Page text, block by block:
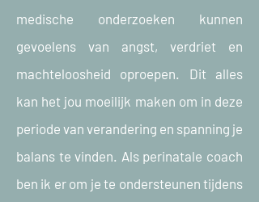
medische onderzoeken kunnen
gevoelens van angst, verdriet en
machteloosheid oproepen. Dit alles
kan het jou moeilijk maken om in deze
periode van verandering en spanning je
balans te vinden. Als perinatale coach
ben ik er om je te ondersteunen tijdens